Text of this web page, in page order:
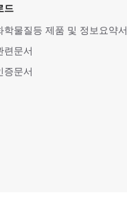
드
학물질등 제품 및 정보요약서
련문서
증문서